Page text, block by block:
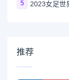
5
推荐